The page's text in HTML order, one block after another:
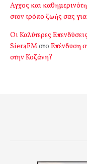
Αγχος και
στον τρόπο ζωής σας
Οι Καλύτερες
SieraFMστο Επένδυση
στην Κοζάνη?